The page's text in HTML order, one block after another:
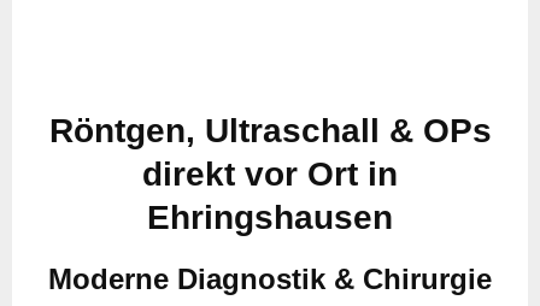
Röntgen, Ultraschall & OPs
direkt vor Ort in
Ehringshausen
Moderne Diagnostik & Chirurgie